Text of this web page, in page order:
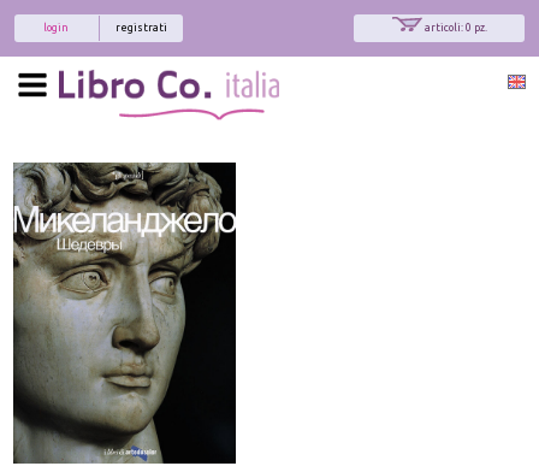
articoli: 0 pz.
registrati
login